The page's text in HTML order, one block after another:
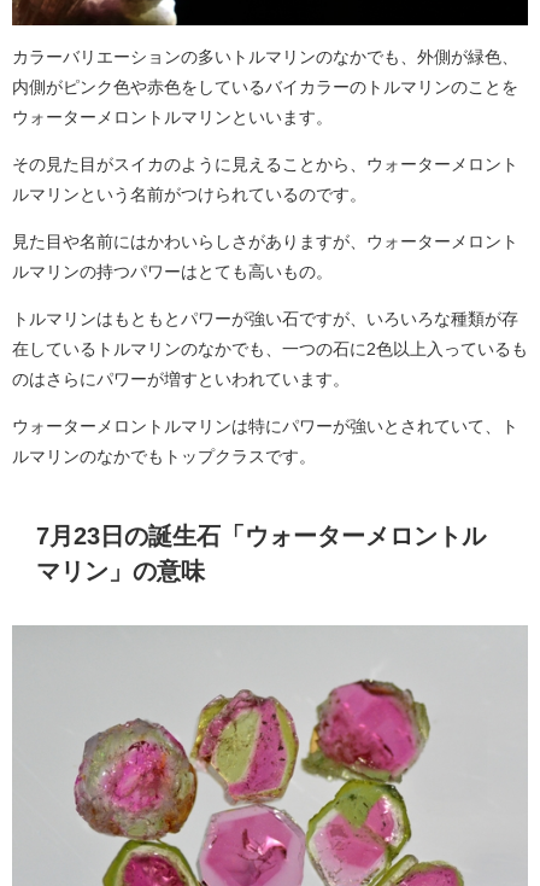
カラーバリエーションの多いトルマリンのなかでも、外側が緑色、
内側がピンク色や赤色をしているバイカラーのトルマリンのことを
ウォーターメロントルマリンといいます。
その見た目がスイカのように見えることから、ウォーターメロント
ルマリンという名前がつけられているのです。
見た目や名前にはかわいらしさがありますが、ウォーターメロント
ルマリンの持つパワーはとても高いもの。
トルマリンはもともとパワーが強い石ですが、いろいろな種類が存
在しているトルマリンのなかでも、一つの石に2色以上入っているも
のはさらにパワーが増すといわれています。
ウォーターメロントルマリンは特にパワーが強いとされていて、ト
ルマリンのなかでもトップクラスです。
7月23日の誕生石「ウォーターメロントル
マリン」の意味